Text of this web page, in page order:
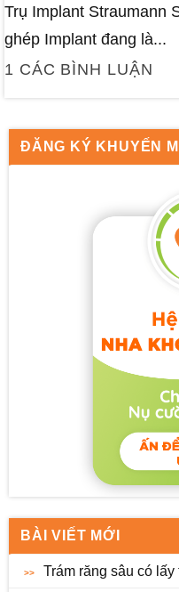
Trụ Implant Straumann
ghép Implant đang là...
1 CÁC BÌNH LUẬN
ĐĂNG KÝ KHUYẾN
BÀI VIẾT MỚI
Trám răng sâu có lấy